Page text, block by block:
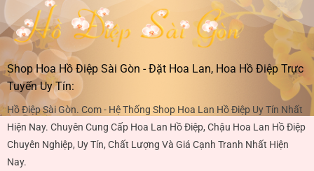
Shop Hoa Hồ Điệp Sài Gòn - Đặt Hoa Lan, Hoa Hồ Điệp Trực
Tuyến Uy Tín:
Hồ Điệp Sài Gòn. Com - Hệ Thống Shop Hoa Lan Hồ Điệp Uy Tín Nhất
Hiện Nay. Chuyên Cung Cấp Hoa Lan Hồ Điệp, Chậu Hoa Lan Hồ Điệp
Chuyên Nghiệp, Uy Tín, Chất Lượng Và Giá Cạnh Tranh Nhất Hiện
Nay.